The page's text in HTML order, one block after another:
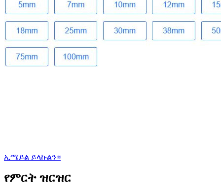
ኢሜይል ይላኩልን።
የምርት ዝርዝር